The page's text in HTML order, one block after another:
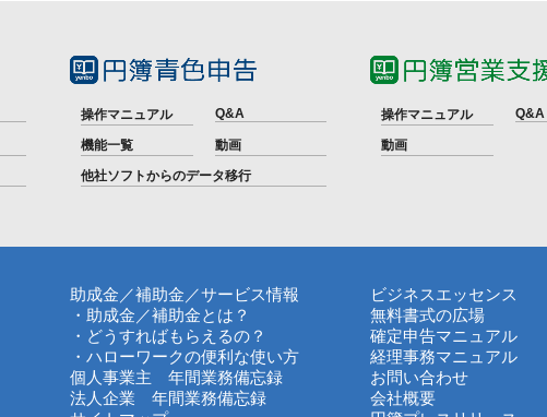
操作マニュアル Q&A
機能一覧
動画
他社ソフトからのデータ移行
操作マニュアル Q&A
動画
助成金／補助金／サービス情報
・助成金／補助金とは？
・どうすればもらえるの？
・ハローワークの便利な使い方
個人事業主 年間業務備忘録
法人企業 年間業務備忘録
ビジネスエッセンス
無料書式の広場
確定申告マニュアル
経理事務マニュアル
お問い合わせ
会社概要